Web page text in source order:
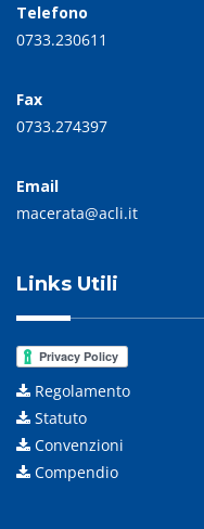
Telefono
0733.230611
Fax
0733.274397
Email
macerata@acli.it
Links Utili
Regolamento
Statuto
Convenzioni
Compendio